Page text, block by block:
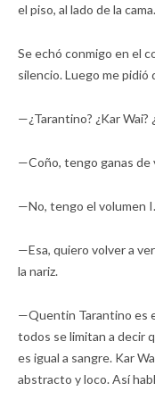
el piso, al lado de la cama.
Se echó conmigo en el
silencio. Luego me pidió
—¿Tarantino? ¿Kar Wai?
—Coño, tengo ganas de
—No, tengo el volumen
—Esa, quiero volver a
la nariz.
—Quentin Tarantino es
todos se limitan a decir
es igual a sangre. Kar
abstracto y loco. Así